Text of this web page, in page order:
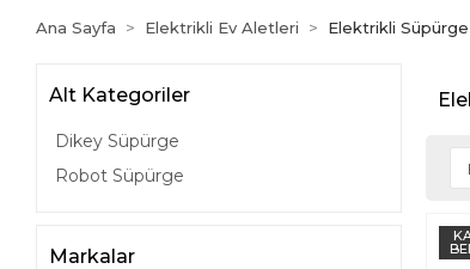
Ana Sayfa Elektrikli Ev Aletleri Elektrikli Süpürge
Alt Kategoriler
Dikey Süpürge
Robot Süpürge
Markalar